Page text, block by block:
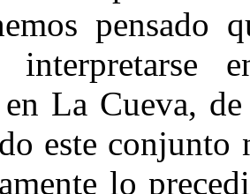
interpretarse
en La Cueva,
este conjunto
lo